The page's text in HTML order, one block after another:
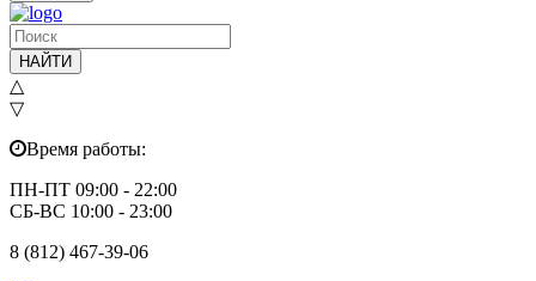
НАЙТИ
△
▽
Время работы:
ПН-ПТ 09:00 - 22:00
СБ-ВС 10:00 - 23:00
8 (812) 467-39-06